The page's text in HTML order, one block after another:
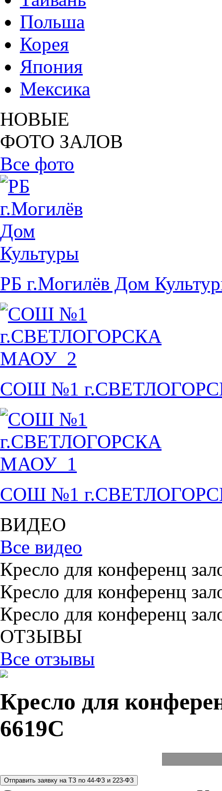
Польша
Корея
Япония
Мексика
НОВЫЕ
ФОТО ЗАЛОВ
Все фото
РБ г.Могилёв Дом
СОШ №1
СОШ №1
ВИДЕО
Все видео
Кресло для конференц
Кресло для конференц
Кресло для конференц
ОТЗЫВЫ
Все отзывы
Кресло для
6619C